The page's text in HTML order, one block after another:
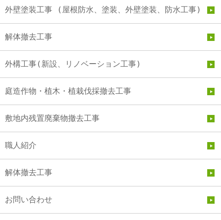
外壁塗装工事 (屋根防水、塗装、外壁塗装、防水工事)
解体撤去工事
外構工事(新設、リノベーション工事)
庭造作物・植木・植栽伐採撤去工事
敷地内残置廃棄物撤去工事
職人紹介
解体撤去工事
お問い合わせ